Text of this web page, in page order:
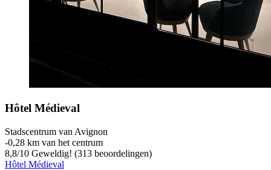
Hôtel Médieval
Stadscentrum van Avignon
‐0,28 km van het centrum
8,8/10 Geweldig! (313 beoordelingen)
Hôtel Médieval